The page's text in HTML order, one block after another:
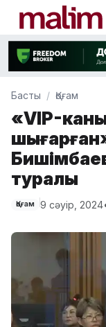
Басты Қоғам
«VIP-каның
туралы
Қоғам 9 сәуір, 2024